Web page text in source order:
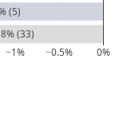
(33)
(5)
−1% −0.5% 0%